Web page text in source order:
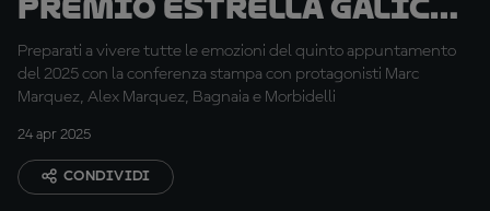
Premio Estrella Galicia
0,0 di Spagna
Preparati a vivere tutte le emozioni del quinto appuntamento
del 2025 con la conferenza stampa con protagonisti Marc
Marquez, Alex Marquez, Bagnaia e Morbidelli
24 apr 2025
CONDIVIDI